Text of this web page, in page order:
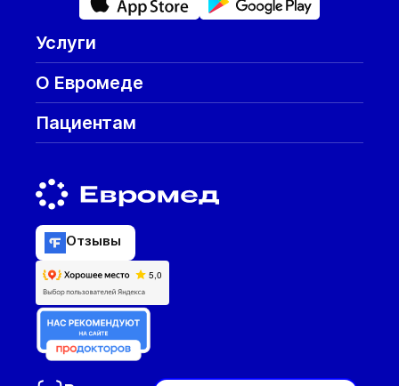
Услуги
О Евромеде
Пациентам
Отзывы